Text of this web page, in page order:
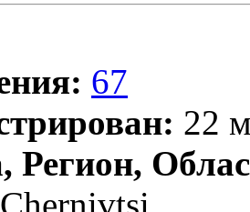
67
22
Регион,